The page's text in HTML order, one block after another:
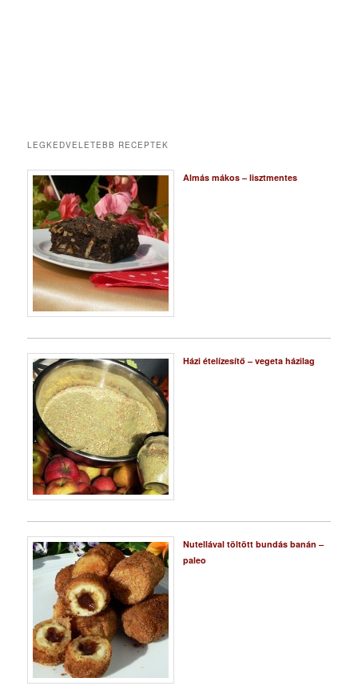
LEGKEDVELETEBB RECEPTEK
Almás mákos – lisztmentes
Házi ételízesítő – vegeta házilag
Nutellával töltött bundás banán –
paleo